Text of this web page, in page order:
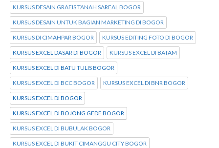
KURSUS DESAIN GRAFIS TANAH SAREAL BOGOR
KURSUS DESAIN UNTUK BAGIAN MARKETING DI BOGOR
KURSUS DI CIMAHPAR BOGOR KURSUS EDITING FOTO DI BOGOR
KURSUS EXCEL DASAR DI BOGOR KURSUS EXCEL DI BATAM
KURSUS EXCEL DI BATU TULIS BOGOR
KURSUS EXCEL DI BCC BOGOR KURSUS EXCEL DI BNR BOGOR
KURSUS EXCEL DI BOGOR
KURSUS EXCEL DI BOJONG GEDE BOGOR
KURSUS EXCEL DI BUBULAK BOGOR
KURSUS EXCEL DI BUKIT CIMANGGU CITY BOGOR